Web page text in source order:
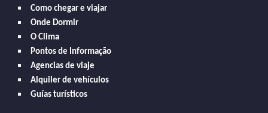
Como chegar e viajar
Onde Dormir
O Clima
Pontos de Informação
Agencias de viaje
Alquiler de vehículos
Guías turísticos